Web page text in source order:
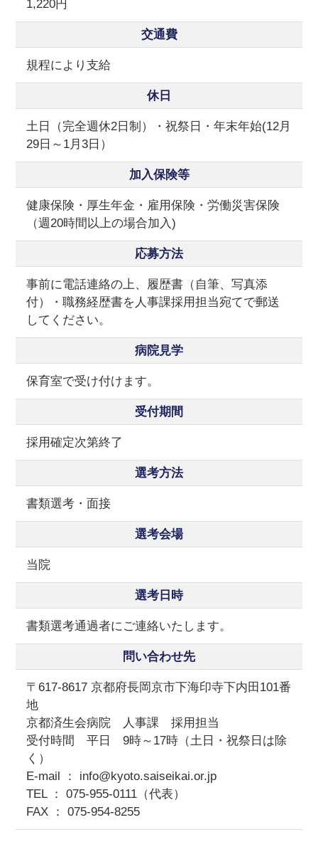
1,220円
交通費
規程により支給
休日
土日（完全週休2日制）・祝祭日・年末年始(12月
29日～1月3日）
加入保険等
健康保険・厚生年金・雇用保険・労働災害保険
（週20時間以上の場合加入)
応募方法
事前に電話連絡の上、履歴書（自筆、写真添
付）・職務経歴書を人事課採用担当宛てで郵送
してください。
病院見学
保育室で受け付けます。
受付期間
採用確定次第終了
選考方法
書類選考・面接
選考会場
当院
選考日時
書類選考通過者にご連絡いたします。
問い合わせ先
〒617-8617 京都府長岡京市下海印寺下内田101番
地
京都済生会病院 人事課 採用担当
受付時間 平日 9時～17時（土日・祝祭日は除
く）
E-mail ： info@kyoto.saiseikai.or.jp
TEL ： 075-955-0111（代表）
FAX ： 075-954-8255